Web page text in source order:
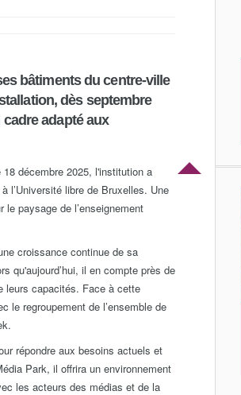
bâtiments du centre-ville
dès septembre
adapté aux
décembre 2025, l'institution a
l’Université libre de Bruxelles. Une
le paysage de l’enseignement
croissance continue de sa
qu'aujourd’hui, il en compte près de
leurs capacités. Face à cette
le regroupement de l’ensemble de
répondre aux besoins actuels et
Park, il offrira un environnement
les acteurs des médias et de la